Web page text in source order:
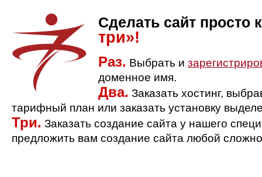
Сделать сайт просто
три»!
Раз. Выбрать и
доменное имя.
Два. Заказать хостинг,
тарифный план или заказать установку
Три. Заказать создание сайта у нашего
предложить вам создание сайта любой